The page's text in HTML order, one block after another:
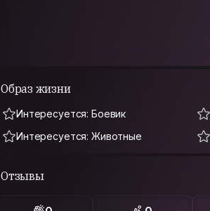
Образ жизни
Интересуется: Боевик
Интересуется: Животные
Отзывы